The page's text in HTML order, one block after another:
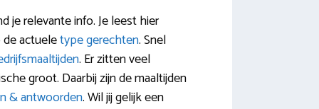
je relevante info. Je leest hier
actueletype gerechten. Snel
. Er zitten veel
groot. Daarbij zijn de maaltijden
& antwoorden. Wil jij gelijk een